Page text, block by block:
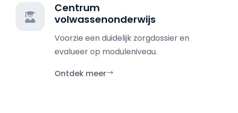
Centrum
volwassenonderwijs
Voorzie een duidelijk zorgdossier en
evalueer op moduleniveau.
Ontdek meer